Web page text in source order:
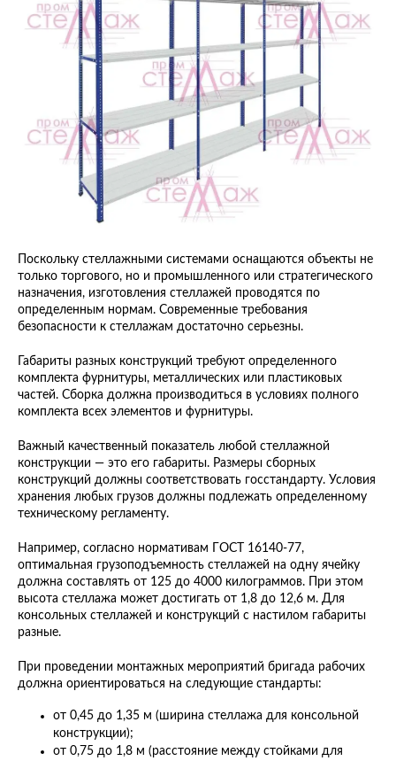
Поскольку стеллажными системами оснащаются объекты не
только торгового, но и промышленного или стратегического
назначения, изготовления стеллажей проводятся по
определенным нормам. Современные требования
безопасности к стеллажам достаточно серьезны.
Габариты разных конструкций требуют определенного
комплекта фурнитуры, металлических или пластиковых
частей. Сборка должна производиться в условиях полного
комплекта всех элементов и фурнитуры.
Важный качественный показатель любой стеллажной
конструкции — это его габариты. Размеры сборных
конструкций должны соответствовать госстандарту. Условия
хранения любых грузов должны подлежать определенному
техническому регламенту.
Например, согласно нормативам ГОСТ 16140-77,
оптимальная грузоподъемность стеллажей на одну ячейку
должна составлять от 125 до 4000 килограммов. При этом
высота стеллажа может достигать от 1,8 до 12,6 м. Для
консольных стеллажей и конструкций с настилом габариты
разные.
При проведении монтажных мероприятий бригада рабочих
должна ориентироваться на следующие стандарты:
от 0,45 до 1,35 м (ширина стеллажа для консольной
конструкции);
от 0,75 до 1,8 м (расстояние между стойками для